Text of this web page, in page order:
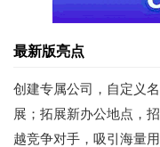
最新版亮点
创建专属公司，自定义
展；拓展新办公地点，
越竞争对手，吸引海量用